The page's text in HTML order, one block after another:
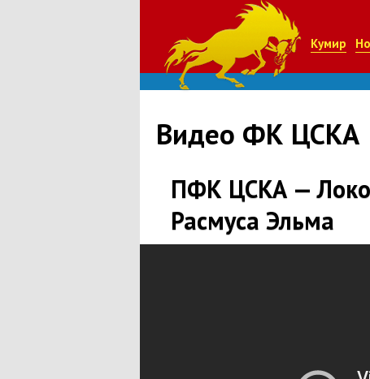
Кумир
Видео ФК ЦСКА
ПФК ЦСКА —
Расмуса Эльма